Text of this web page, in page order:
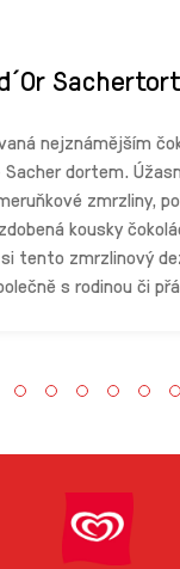
nejznámějším
dortem.
zmrzliny,
kousky
tento zmrzlinový
s rodinou či